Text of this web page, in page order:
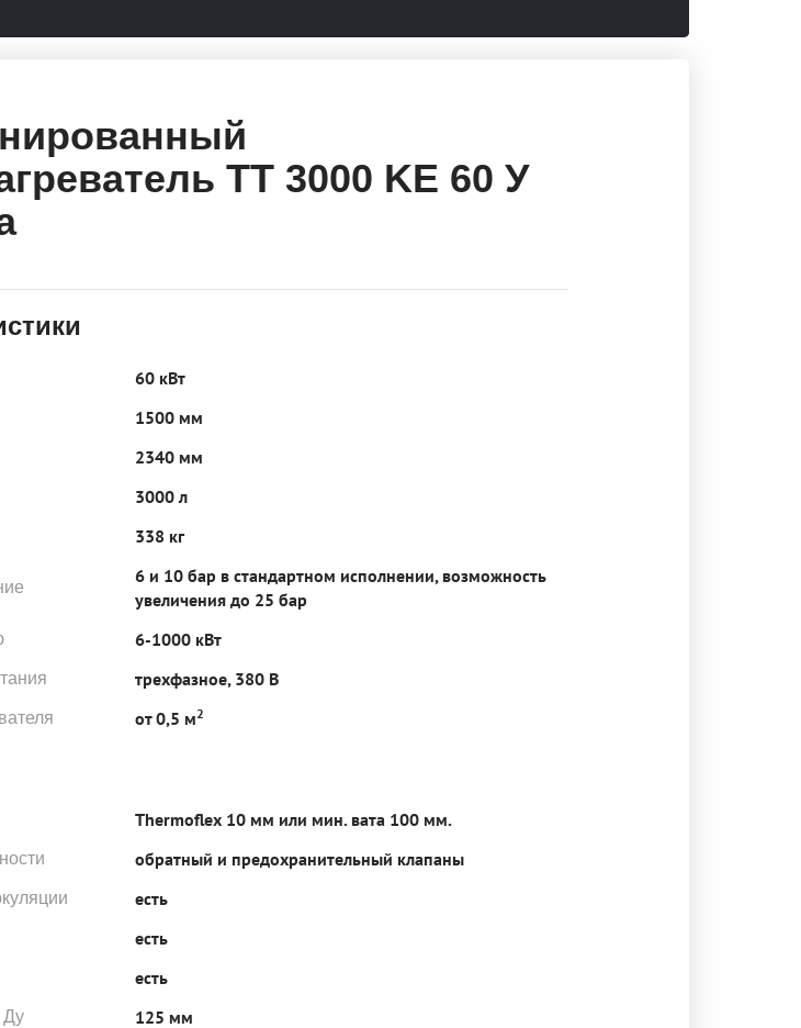
ТТ 3000 KE 60 У
60 кВт
1500 мм
2340 мм
3000 л
338 кг
6 и 10 бар в стандартном исполнении, возможность
увеличения до 25 бар
6-1000 кВт
трехфазное, 380 В
от 0,5 м2
Thermoflex 10 мм или мин. вата 100 мм.
обратный и предохранительный клапаны
есть
есть
есть
Ду 125 мм